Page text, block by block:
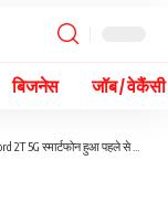
बिजनेस जॉब / वेकैंसी
हुआ पहले से सस्ता, जानिए कीमत